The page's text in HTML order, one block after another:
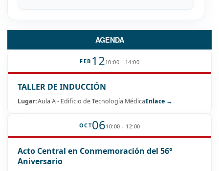
AGENDA
FEB 1210:00 - 14:00
TALLER DE INDUCCIÓN
Lugar:Aula A - Edificio de Tecnología MédicaEnlace →
OCT0610:00 - 12:00
Acto Central en Conmemoración del 56°
Aniversario